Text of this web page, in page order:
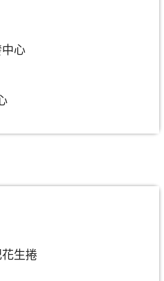
心
生捲